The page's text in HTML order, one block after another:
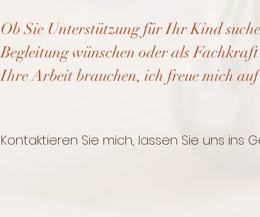
Ob Sie Unterstützung für Ihr Kind
Begleitung wünschen oder als
Ihre Arbeit ​brauchen, ich freue mich
Kontaktieren Sie mich, lassen Sie uns ins